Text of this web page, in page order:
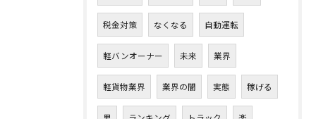
税金対策 なくなる 自動運転
軽バンオーナー 未来 業界
軽貨物業界 業界の闇 実態 稼げる